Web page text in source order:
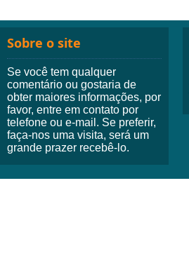
Sobre o site
Se você tem qualquer
comentário ou gostaria de
obter maiores informações, por
favor, entre em contato por
telefone ou e-mail. Se preferir,
faça-nos uma visita, será um
grande prazer recebê-lo.